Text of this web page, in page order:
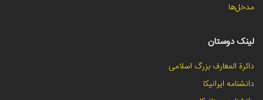
مدخل‌ها
لینک دوستان
دائرة المعارف بزرگ اسلامی
دانشنامه ایرانیکا